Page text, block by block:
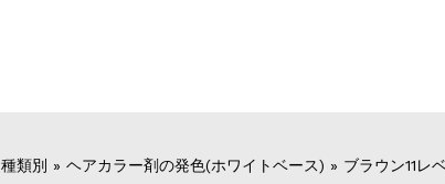
種類別 » ヘアカラー剤の発色(ホワイトベース) » ブラウン11レ